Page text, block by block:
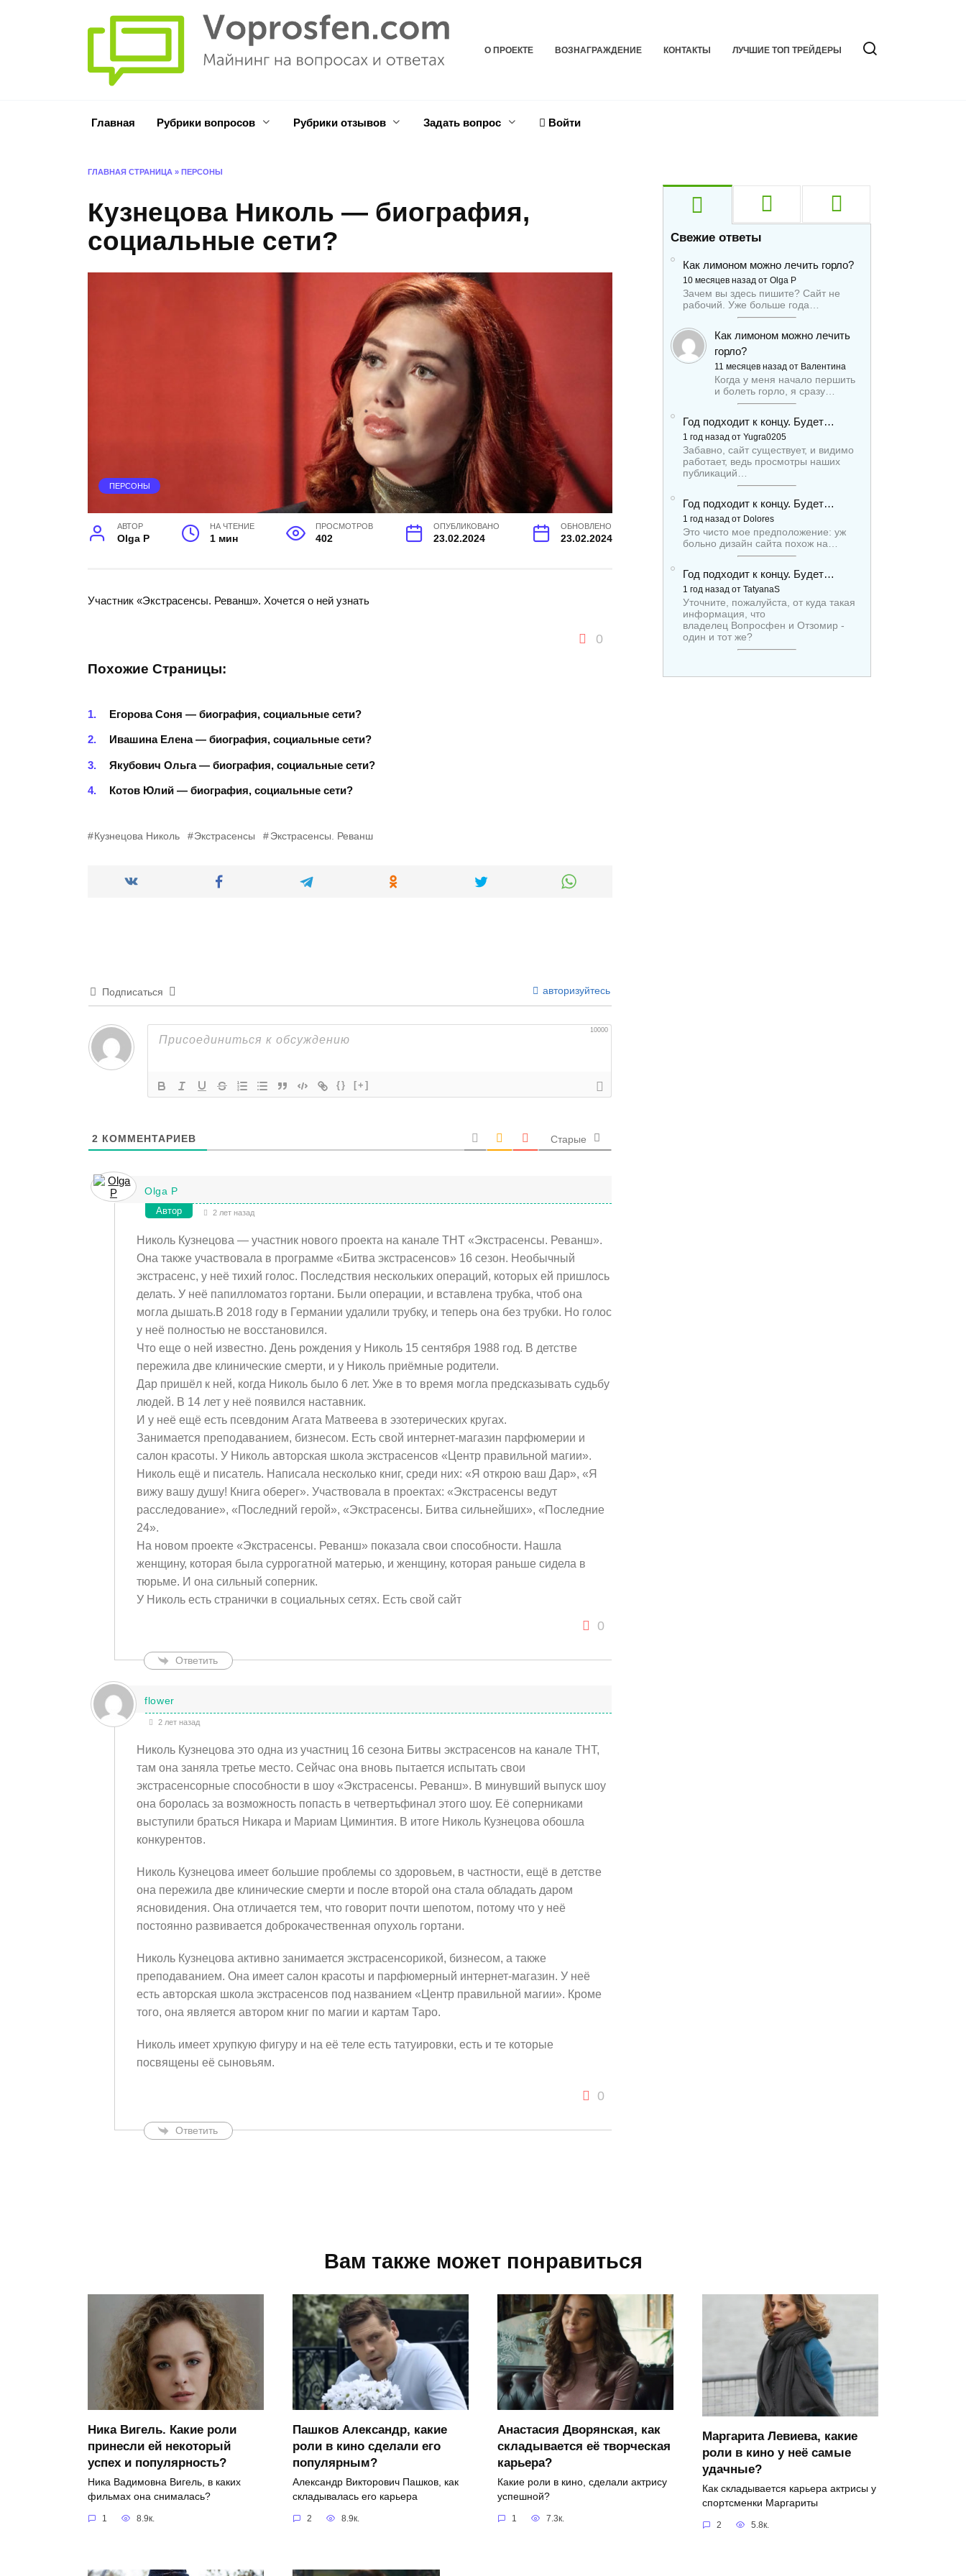
О ПРОЕКТЕ ВОЗНАГРАЖДЕНИЕ КОНТАКТЫ ЛУЧШИЕ ТОП ТРЕЙДЕРЫ
Главная Рубрики вопросов Рубрики отзывов Задать вопрос Войти
ГЛАВНАЯ СТРАНИЦА » ПЕРСОНЫ
Кузнецова Николь — биография,
социальные сети?
ПЕРСОНЫ
АВТОР
Olga P
НА ЧТЕНИЕ
1 мин
ПРОСМОТРОВ
402
ОПУБЛИКОВАНО
23.02.2024
ОБНОВЛЕНО
23.02.2024
Участник «Экстрасенсы. Реванш». Хочется о ней узнать
0
Похожие Страницы:
Егорова Соня — биография, социальные сети?
Ивашина Елена — биография, социальные сети?
Якубович Ольга — биография, социальные сети?
Котов Юлий — биография, социальные сети?
Кузнецова Николь Экстрасенсы Экстрасенсы. Реванш
Подписаться авторизуйтесь
10000
{} [+]
2 КОММЕНТАРИЕВ Старые
Olga P
Автор 2 лет назад
Николь Кузнецова — участник нового проекта на канале ТНТ «Экстрасенсы. Реванш».
Она также участвовала в программе «Битва экстрасенсов» 16 сезон. Необычный
экстрасенс, у неё тихий голос. Последствия нескольких операций, которых ей пришлось
делать. У неё папилломатоз гортани. Были операции, и вставлена трубка, чтоб она
могла дышать.В 2018 году в Германии удалили трубку, и теперь она без трубки. Но голос
у неё полностью не восстановился.
Что еще о ней известно. День рождения у Николь 15 сентября 1988 год. В детстве
пережила две клинические смерти, и у Николь приёмные родители.
Дар пришёл к ней, когда Николь было 6 лет. Уже в то время могла предсказывать судьбу
людей. В 14 лет у неё появился наставник.
И у неё ещё есть псевдоним Агата Матвеева в эзотерических кругах.
Занимается преподаванием, бизнесом. Есть свой интернет-магазин парфюмерии и
салон красоты. У Николь авторская школа экстрасенсов «Центр правильной магии».
Николь ещё и писатель. Написала несколько книг, среди них: «Я открою ваш Дар», «Я
вижу вашу душу! Книга оберег». Участвовала в проектах: «Экстрасенсы ведут
расследование», «Последний герой», «Экстрасенсы. Битва сильнейших», «Последние
24».
На новом проекте «Экстрасенсы. Реванш» показала свои способности. Нашла
женщину, которая была суррогатной матерью, и женщину, которая раньше сидела в
тюрьме. И она сильный соперник.
У Николь есть странички в социальных сетях. Есть свой сайт
0
Ответить
flower
2 лет назад
Николь Кузнецова это одна из участниц 16 сезона Битвы экстрасенсов на канале ТНТ,
там она заняла третье место. Сейчас она вновь пытается испытать свои
экстрасенсорные способности в шоу «Экстрасенсы. Реванш». В минувший выпуск шоу
она боролась за возможность попасть в четвертьфинал этого шоу. Её соперниками
выступили браться Никара и Мариам Циминтия. В итоге Николь Кузнецова обошла
конкурентов.
Николь Кузнецова имеет большие проблемы со здоровьем, в частности, ещё в детстве
она пережила две клинические смерти и после второй она стала обладать даром
ясновидения. Она отличается тем, что говорит почти шепотом, потому что у неё
постоянно развивается доброкачественная опухоль гортани.
Николь Кузнецова активно занимается экстрасенсорикой, бизнесом, а также
преподаванием. Она имеет салон красоты и парфюмерный интернет-магазин. У неё
есть авторская школа экстрасенсов под названием «Центр правильной магии». Кроме
того, она является автором книг по магии и картам Таро.
Николь имеет хрупкую фигуру и на её теле есть татуировки, есть и те которые
посвящены её сыновьям.
0
Ответить
Свежие ответы
Как лимоном можно лечить горло?
10 месяцев назад от Olga P
Зачем вы здесь пишите? Сайт не
рабочий. Уже больше года…
Как лимоном можно лечить
горло?
11 месяцев назад от Валентина
Когда у меня начало першить
и болеть горло, я сразу…
Год подходит к концу. Будет…
1 год назад от Yugra0205
Забавно, сайт существует, и видимо
работает, ведь просмотры наших
публикаций…
Год подходит к концу. Будет…
1 год назад от Dolores
Это чисто мое предположение: уж
больно дизайн сайта похож на…
Год подходит к концу. Будет…
1 год назад от TatyanaS
Уточните, пожалуйста, от куда такая
информация, что
владелец Вопросфен и Отзомир -
один и тот же?
Вам также может понравиться
Ника Вигель. Какие роли
принесли ей некоторый
успех и популярность?
Ника Вадимовна Вигель, в каких
фильмах она снималась?
1 8.9к.
Пашков Александр, какие
роли в кино сделали его
популярным?
Александр Викторович Пашков, как
складывалась его карьера
2 8.9к.
Анастасия Дворянская, как
складывается её творческая
карьера?
Какие роли в кино, сделали актрису
успешной?
1 7.3к.
Маргарита Левиева, какие
роли в кино у неё самые
удачные?
Как складывается карьера актрисы у
спортсменки Маргариты
2 5.8к.